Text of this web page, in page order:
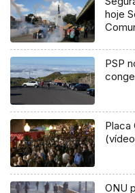
hoje
PSP
Placa
ONU